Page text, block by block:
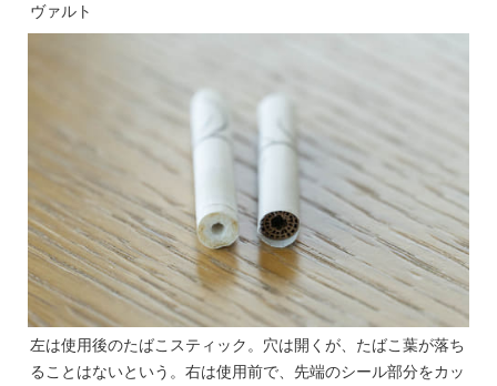
ヴァルト
左は使用後のたばこスティック。穴は開くが、たばこ葉が落ち
ることはないという。右は使用前で、先端のシール部分をカッ